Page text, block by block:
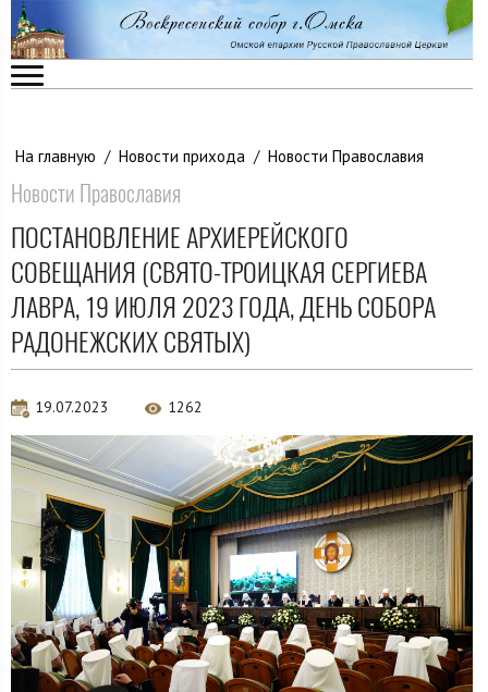
На главную / Новости прихода / Новости Православия
Новости Православия
ПОСТАНОВЛЕНИЕ АРХИЕРЕЙСКОГО
СОВЕЩАНИЯ (СВЯТО-ТРОИЦКАЯ СЕРГИЕВА
ЛАВРА, 19 ИЮЛЯ 2023 ГОДА, ДЕНЬ СОБОРА
РАДОНЕЖСКИХ СВЯТЫХ)
19.07.2023 1262